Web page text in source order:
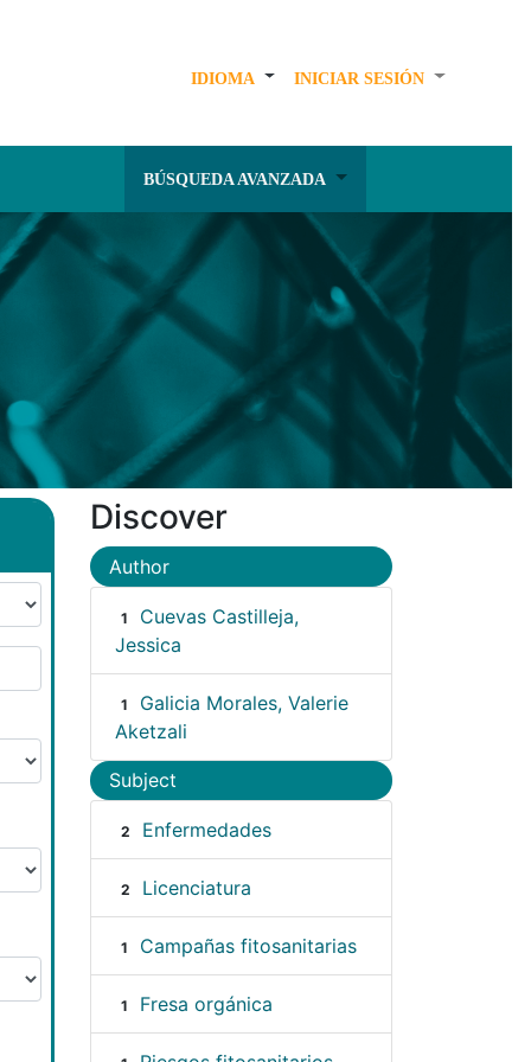
IDIOMA INICIAR SESIÓN
BÚSQUEDA AVANZADA
Discover
Author
1
Cuevas Castilleja,
Jessica
1
Galicia Morales, Valerie
Aketzali
Subject
2 Enfermedades
2 Licenciatura
1 Campañas fitosanitarias
1 Fresa orgánica